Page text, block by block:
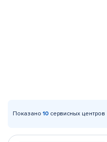
Показано 10 сервисных центров